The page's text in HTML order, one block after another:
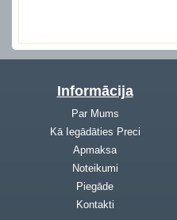
Informācija
Par Mums
Kā Iegādāties Preci
Apmaksa
Noteikumi
Piegāde
Kontakti